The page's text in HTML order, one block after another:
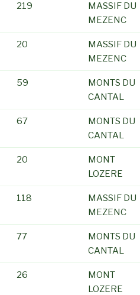
219
MASSIF DU
MEZENC
20
MASSIF DU
MEZENC
59
MONTS DU
CANTAL
67
MONTS DU
CANTAL
20
MONT
LOZERE
118
MASSIF DU
MEZENC
77
MONTS DU
CANTAL
26
MONT
LOZERE